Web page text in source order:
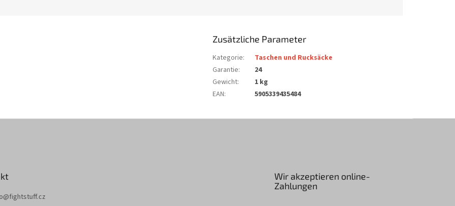
Zusätzliche Parameter
Kategorie:
Taschen und Rucksäcke
Garantie:
24
Gewicht:
1 kg
EAN: 5905339435484
@fightstuff.cz
Wir akzeptieren online-
Zahlungen